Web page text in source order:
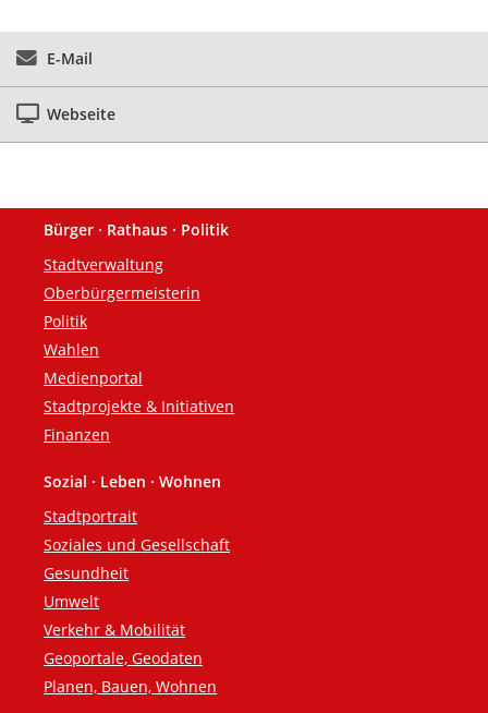
E-Mail
Webseite
Fußzeile
Bürger · Rathaus · Politik
Stadtverwaltung
Oberbürgermeisterin
Politik
Wahlen
Medienportal
Stadtprojekte & Initiativen
Finanzen
Sozial · Leben · Wohnen
Stadtportrait
Soziales und Gesellschaft
Gesundheit
Umwelt
Verkehr & Mobilität
Geoportale, Geodaten
Planen, Bauen, Wohnen